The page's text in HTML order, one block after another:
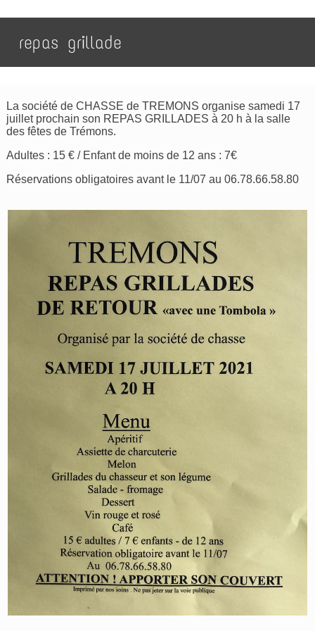
repas grillade
La société de CHASSE de TREMONS organise samedi 17
juillet prochain son REPAS GRILLADES à 20 h à la salle
des fêtes de Trémons.
Adultes : 15 € / Enfant de moins de 12 ans : 7€
Réservations obligatoires avant le 11/07 au 06.78.66.58.80